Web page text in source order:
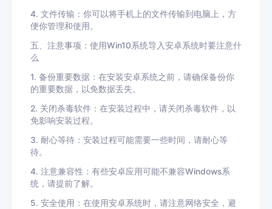
4. 文件传输：你可以将手机上的文件传输到电脑上，方
便你管理和使用。
五、注意事项：使用Win10系统导入安卓系统时要注意什
么
1. 备份重要数据：在安装安卓系统之前，请确保备份你
的重要数据，以免数据丢失。
2. 关闭杀毒软件：在安装过程中，请关闭杀毒软件，以
免影响安装过程。
3. 耐心等待：安装过程可能需要一些时间，请耐心等
待。
4. 注意兼容性：有些安卓应用可能不兼容Windows系
统，请提前了解。
5. 安全使用：在使用安卓系统时，请注意网络安全，避